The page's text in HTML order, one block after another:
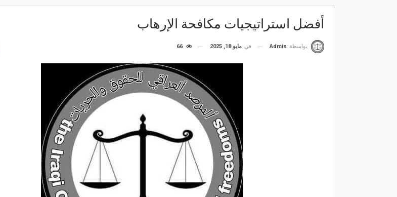
أفضل استراتيجيات مكافحة الإرهاب
بواسطة Admin في مايو 18, 2025 66